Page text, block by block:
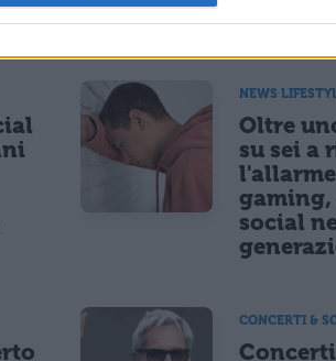
NEWS
Oltre
su sei a
gaming,
social
CONCERTI &